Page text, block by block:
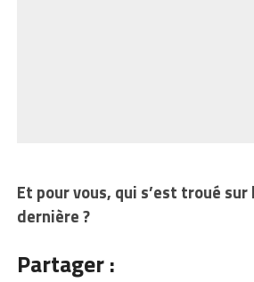
Et pour vous, qui s’est troué sur
dernière ?
Partager :